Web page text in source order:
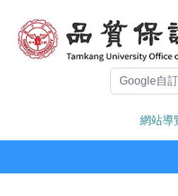
網站導